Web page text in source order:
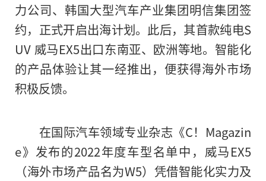
力公司、韩国大型汽车产业集团明信集团签
约，正式开启出海计划。此后，其首款纯电S
UV 威马EX5出口东南亚、欧洲等地。智能化
的产品体验让其一经推出，便获得海外市场
积极反馈。
在国际汽车领域专业杂志《C！Magazin
e》发布的2022年度车型名单中，威马EX5
（海外市场产品名为W5）凭借智能化实力及